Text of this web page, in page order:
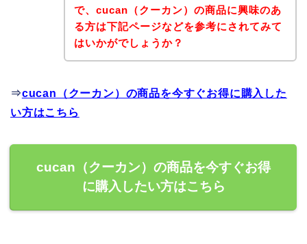
で、cucan（クーカン）の商品に興味のあ
る方は下記ページなどを参考にされてみて
はいかがでしょうか？
⇒cucan（クーカン）の商品を今すぐお得に購入した
い方はこちら
cucan（クーカン）の商品を今すぐお得
に購入したい方はこちら